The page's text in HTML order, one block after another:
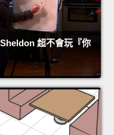
超不會玩『你